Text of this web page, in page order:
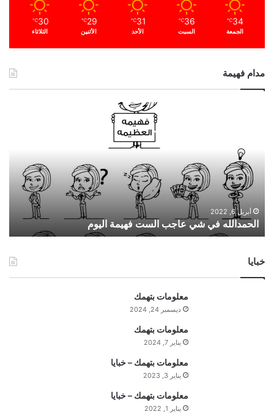
34
℃
الجمعة
36
℃
السبت
31
℃
الأحد
29
℃
الأثنين
30
℃
الثلاثاء
مدام فهيمة
ي
ي
ع
أبريل 6, 2022
الحمدالله في شي عاجب الست فهيمة اليوم
خبايا
معلومات بتهمك
ديسمبر 24, 2024
معلومات بتهمك
يناير 7, 2024
معلومات بتهمك – خبايا
يناير 3, 2023
معلومات بتهمك – خبايا
يناير 1, 2022